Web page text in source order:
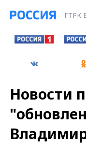
ГТРК
Новости